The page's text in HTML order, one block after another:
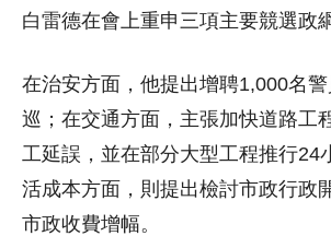
白雷德在會上重申三項主要競選政
在治安方面，他提出增聘1,000名
巡；在交通方面，主張加快道路工
工延誤，並在部分大型工程推行24
活成本方面，則提出檢討市政行政
市政收費增幅。